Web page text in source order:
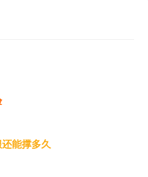
能撑多久